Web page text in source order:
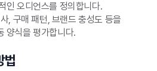
인 오디언스를 정의합니다.
, 구매 패턴, 브랜드 충성도 등을
양식을 평가합니다.
법